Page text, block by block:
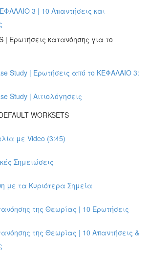
3 | 10 Απαντήσεις και
| Ερωτήσεις κατανόησης για το
Study | Ερωτήσεις από το ΚΕΦΑΛΑΙΟ 3:
Study | Αιτιολόγησεις
WORKSETS
με Video (3:45)
Σημειώσεις
με τα Κυριότερα Σημεία
της Θεωρίας | 10 Ερωτήσεις
της Θεωρίας | 10 Απαντήσεις &